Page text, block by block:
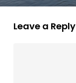
Leave a Reply